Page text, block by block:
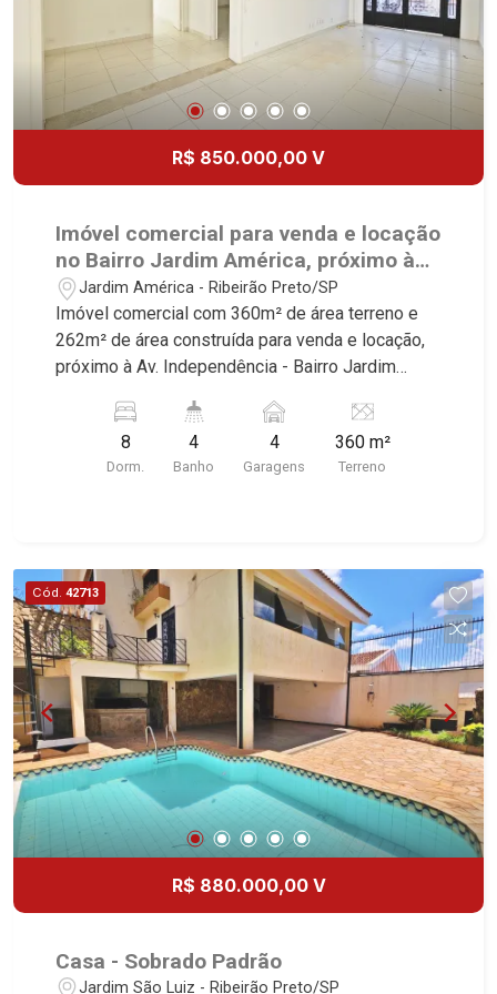
R$ 850.000,00 V
Imóvel comercial para venda e locação
no Bairro Jardim América, próximo à
Av. Independência - Ribeirão Preto/SP.
Jardim América - Ribeirão Preto/SP
Imóvel comercial com 360m² de área terreno e
262m² de área construída para venda e locação,
próximo à Av. Independência - Bairro Jardim
características deste imóvel que a Martinelli
Imobiliária selecionou para você: - 360m² de área
terreno e 262m² de área construída - 8 salas -
Imobiliária - excelência absoluta no mercado
imobiliário de Ribeirão Preto. Referência em
imóveis de alto padrão, somos especialistas na
venda e locação de casas e terrenos residenciais
e comerciais nos bairros mais desejados da
Zona Sul, reconhecidos por sua segurança,
infraestrutura e qualidade de vida incomparável.
Atuamos nos bairros de maior prestígio da
região, como: Alto da Boa Vista, Jardim Botânico,
Jardim Olhos D`Água, Vila do Golfe, City Ribeirão,
Jardim Canadá, Guaporé, Ilhas do Sul, Jardim
Nova Aliança, Boulevard, Higienópolis, Sumaré,
Jardim América, Alto do Ipê, Jardim Irajá, Royal
Bonfim Paulista, Vila Seixas, Jardim Paulista,
Jardim Paulistano, Lagoinha, Ribeirânia, Nova
8
Dorm.
4
Banho
4
Garagens
360 m²
Terreno
Cód. 42713
R$ 880.000,00 V
Casa - Sobrado Padrão
Jardim São Luiz - Ribeirão Preto/SP